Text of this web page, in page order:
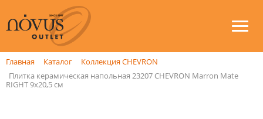
Главная Каталог
Коллекция CHEVRON
Плитка керамическая напольная 23207 CHEVRON Marron Mate
RIGHT 9х20,5 см